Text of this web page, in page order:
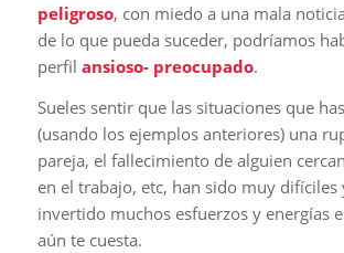
peligroso, con miedo a una mala
de lo que pueda suceder, podríamos
perfil ansioso- preocupado.
Sueles sentir que las situaciones que
(usando los ejemplos anteriores) una
pareja, el fallecimiento de alguien
en el trabajo, etc, han sido muy difíciles
invertido muchos esfuerzos y energías
aún te cuesta.